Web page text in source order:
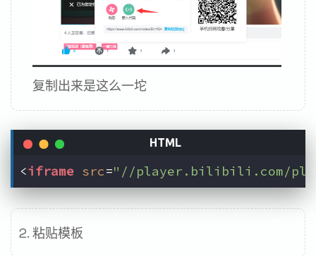
复制出来是这么一坨
<iframe src="//player.bilibili.com/
粘贴模板